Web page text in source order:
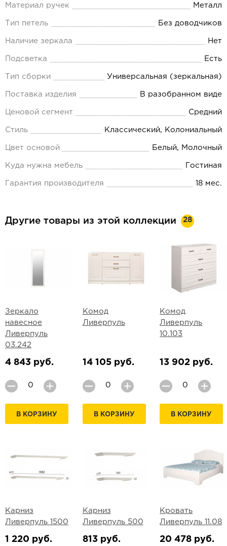
Материал ручек Металл
Тип петель Без доводчиков
Наличие зеркала Нет
Подсветка Есть
Тип сборки Универсальная (зеркальная)
Поставка изделия В разобранном виде
Ценовой сегмент Средний
Стиль Классический, Колониальный
Цвет основой Белый, Молочный
Куда нужна мебель Гостиная
Гарантия производителя 18 мес.
Другие товары из этой коллекции 28
Зеркало
навесное
Ливерпуль
03.242
4 843 руб.
В КОРЗИНУ
Комод
Ливерпуль
14 105 руб.
В КОРЗИНУ
Комод
Ливерпуль
10.103
13 902 руб.
В КОРЗИНУ
Карниз
Ливерпуль 1500
1 220 руб.
Карниз
Ливерпуль 500
813 руб.
Кровать
Ливерпуль 11.08
20 478 руб.